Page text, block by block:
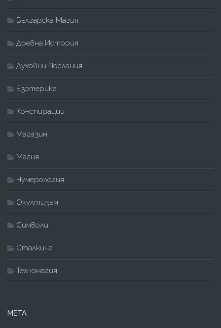
Българска Магия
Древна История
Духовни Послания
Езотерика
Конспирации
Магазин
Магия
Нумерология
Окултизъм
Символи
Сталкинг
Техномагия
МЕТА